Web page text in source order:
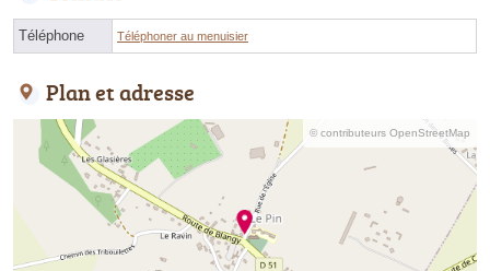
Téléphone Téléphoner au menuisier
Plan et adresse
© contributeurs OpenStreetMap